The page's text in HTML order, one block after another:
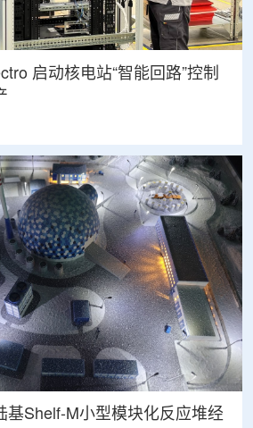
启动核电站“智能回路”控制
基Shelf-M小型模块化反应堆经